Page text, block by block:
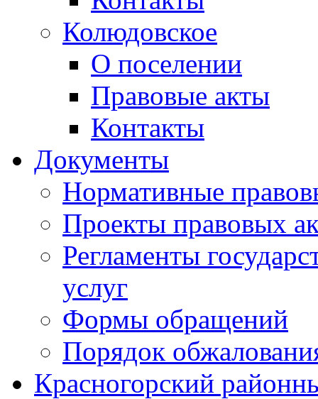
Колюдовское
О поселении
Правовые акты
Контакты
Документы
Нормативные
Проекты правовых
Регламенты
услуг
Формы обращений
Порядок
Красногорский